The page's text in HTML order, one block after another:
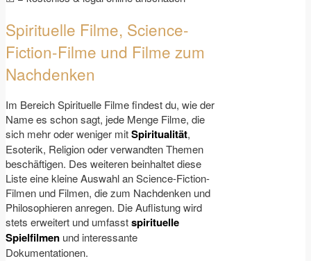
Spirituelle Filme, Science-
Fiction-Filme und Filme zum
Nachdenken
Im Bereich Spirituelle Filme findest du, wie der
Name es schon sagt, jede Menge Filme, die
sich mehr oder weniger mitSpiritualität,
Esoterik, Religion oder verwandten Themen
beschäftigen. Des weiteren beinhaltet diese
Liste eine kleine Auswahl an Science-Fiction-
Filmen und Filmen, die zum Nachdenken und
Philosophieren anregen. Die Auflistung wird
stets erweitert und umfasstspirituelle
Spielfilmen und interessante
Dokumentationen.